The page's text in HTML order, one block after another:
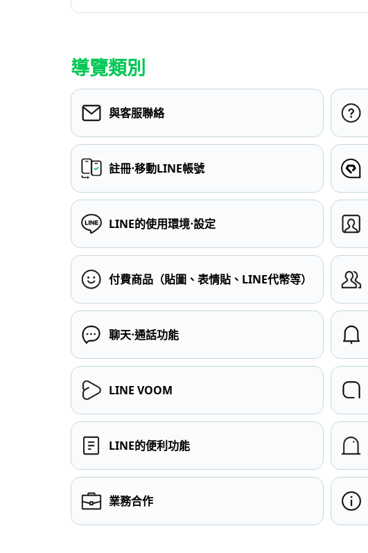
導覽類別
與客服聯絡
註冊⋅移動LINE帳號
LINE的使用環境⋅設定
付費商品（貼圖、表情貼、LINE代幣等）
聊天⋅通話功能
LINE VOOM
LINE的便利功能
業務合作